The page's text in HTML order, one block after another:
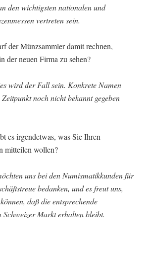
den wichtigsten nationalen und
vertreten sein.
der Münzsammler damit rechnen,
der neuen Firma zu sehen?
wird der Fall sein. Konkrete Namen
noch nicht bekannt gegeben
es irgendetwas, was Sie Ihren
mitteilen wollen?
uns bei den Numismatikkunden für
bedanken, und es freut uns,
daß die entsprechende
Schweizer Markt erhalten bleibt.